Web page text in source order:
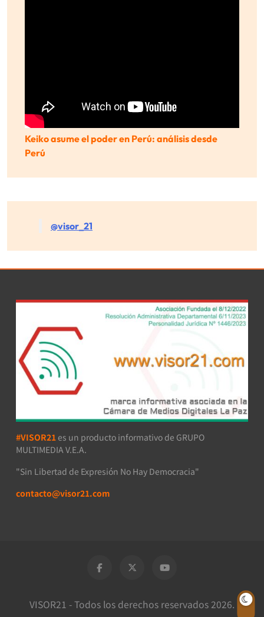
Keiko asume el poder en Perú: análisis desde
Perú
@visor_21
#VISOR21 es un producto informativo de GRUPO
MULTIMEDIA V.E.A.
"Sin Libertad de Expresión No Hay Democracia"
contacto@visor21.com
VISOR21 - Todos los derechos reservados 2026.